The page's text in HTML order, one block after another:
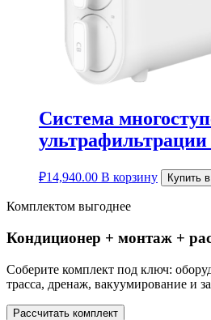
Система
₽14,940.00 В корзину Купить
Комплектом выгоднее
Кондиционер + монтаж +
Соберите комплект под ключ:
трасса, дренаж, вакуумирование и
Рассчитать комплект